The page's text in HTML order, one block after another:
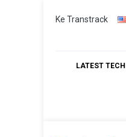
Skip
Ke Transtrack
LATEST